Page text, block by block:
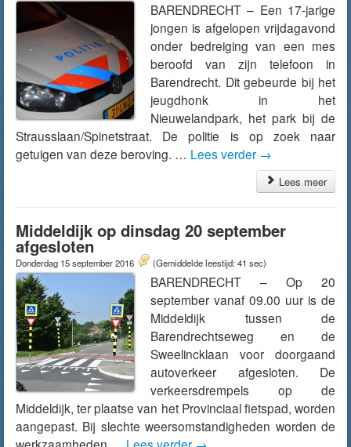
BARENDRECHT – Een 17-jarige
jongen is afgelopen vrijdagavond
onder bedreiging van een mes
beroofd van zijn telefoon in
Barendrecht. Dit gebeurde bij het
jeugdhonk in het
Nieuwelandpark, het park bij de
Strausslaan/Spinetstraat. De politie is op zoek naar
getuigen van deze beroving. … Lees verder →
Lees meer
Middeldijk op dinsdag 20 september
afgesloten
Donderdag 15 september 2016 (Gemiddelde leestijd: 41 sec)
BARENDRECHT – Op 20
september vanaf 09.00 uur is de
Middeldijk tussen de
Barendrechtseweg en de
Sweelincklaan voor doorgaand
autoverkeer afgesloten. De
verkeersdrempels op de
Middeldijk, ter plaatse van het Provinciaal fietspad, worden
aangepast. Bij slechte weersomstandigheden worden de